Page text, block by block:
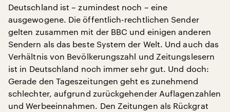
Deutschland ist – zumindest noch – eine
ausgewogene. Die öffentlich-rechtlichen Sender
gelten zusammen mit der BBC und einigen anderen
Sendern als das beste System der Welt. Und auch das
Verhältnis von Bevölkerungszahl und Zeitungslesern
ist in Deutschland noch immer sehr gut. Und doch:
Gerade den Tageszeitungen geht es zunehmend
schlechter, aufgrund zurückgehender Auflagenzahlen
und Werbeeinnahmen. Den Zeitungen als Rückgrat